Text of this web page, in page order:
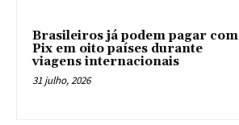
Brasileiros já podem pagar com
Pix em oito países durante
viagens internacionais
31 julho, 2026